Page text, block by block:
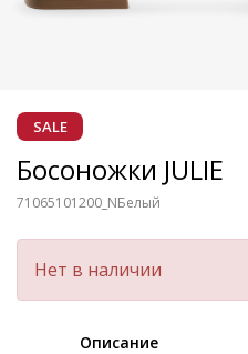
SALE
Босоножки JULIE
71065101200_NБелый
Нет в наличии
Описание